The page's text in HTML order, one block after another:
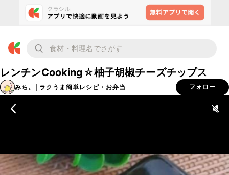
レンチンCooking☆柚子胡椒チーズチップス
みち。│ラクうま簡単レシピ・お弁当 フォロー